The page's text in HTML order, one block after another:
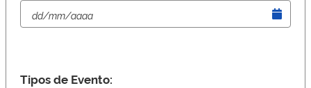
Tipos de Evento: